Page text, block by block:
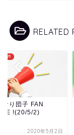
RELATED
の声
なり団子 FAN
!(20/5/2)
2020年5月2日